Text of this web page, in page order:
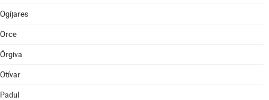
Ogíjares
Orce
Órgiva
Otívar
Padul